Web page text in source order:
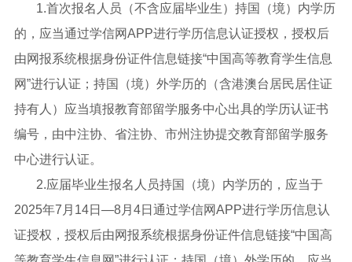
1.首次报名人员（不含应届毕业生）持国（境）内学历
的，应当通过学信网APP进行学历信息认证授权，授权后
由网报系统根据身份证件信息链接“中国高等教育学生信息
网”进行认证；持国（境）外学历的（含港澳台居民居住证
持有人）应当填报教育部留学服务中心出具的学历认证书
编号，由中注协、省注协、市州注协提交教育部留学服务
中心进行认证。
2.应届毕业生报名人员持国（境）内学历的，应当于
2025年7月14日—8月4日通过学信网APP进行学历信息认
证授权，授权后由网报系统根据身份证件信息链接“中国高